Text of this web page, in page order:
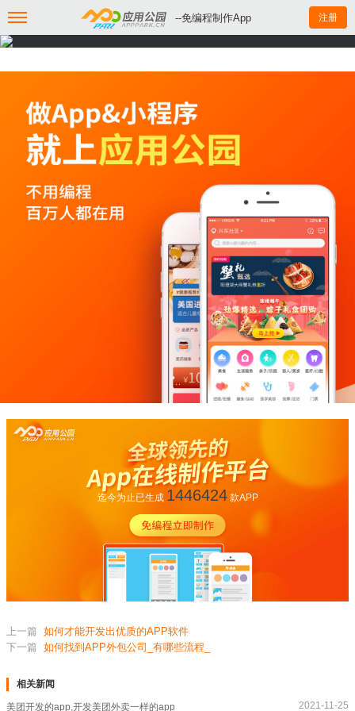
--免编程制作App 注册
迄今为止已生成 1446424款APP
上一篇 如何才能开发出优质的APP软件
下一篇 如何找到APP外包公司_有哪些流程_
相关新闻
美团开发的app,开发美团外卖一样的app 2021-11-25